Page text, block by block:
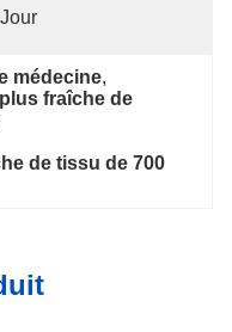
médecine,
fraîche de
de tissu de 700